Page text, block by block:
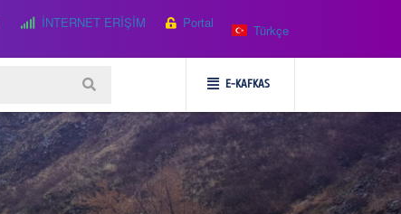
İNTERNET ERİŞİM Portal Türkçe
E-KAFKAS